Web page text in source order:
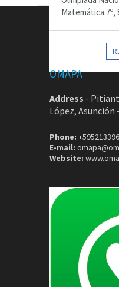
Matemática 7º,
OMAPA
Address -
López, Asunción
Phone:
E-mail:
Website: